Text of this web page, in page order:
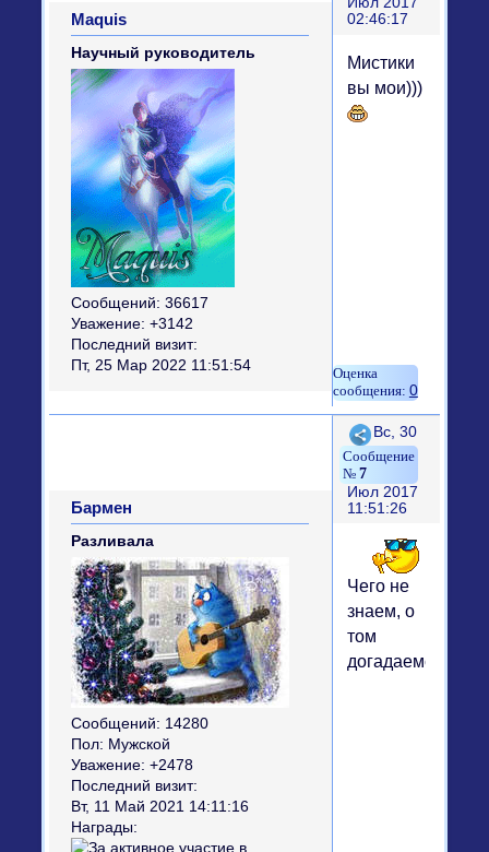
02:46:17
Maquis
Научный руководитель
Сообщений: 36617
Уважение: +3142
Последний визит:
Пт, 25 Мар 2022 11:51:54
Мистики
вы мои)))
0
Поделиться
7
Вс, 30
Июл 2017
11:51:26
Бармен
Разливала
Сообщений: 14280
Пол: Мужской
Уважение: +2478
Последний визит:
Вт, 11 Май 2021 14:11:16
Награды:
Чего не
знаем, о
том
догадаемся!